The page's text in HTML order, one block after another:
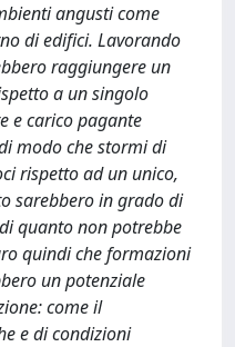
angusti come
di edifici. Lavorando
raggiungere un
a un singolo
e carico pagante
modo che stormi di
rispetto ad un unico,
sarebbero in grado di
quanto non potrebbe
quindi che formazioni
un potenziale
come il
e di condizioni